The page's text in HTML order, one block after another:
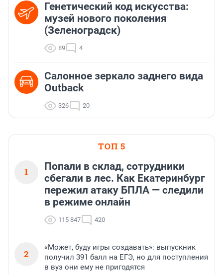
Генетический код искусства:
музей нового поколения
(Зеленоградск)
89 4
Салонное зеркало заднего вида
Outback
326 20
ТОП 5
1
Попали в склад, сотрудники
сбегали в лес. Как Екатеринбург
пережил атаку БПЛА — следили
в режиме онлайн
115 847 420
2
«Может, буду игры создавать»: выпускник
получил 391 балл на ЕГЭ, но для поступления
в вуз они ему не пригодятся